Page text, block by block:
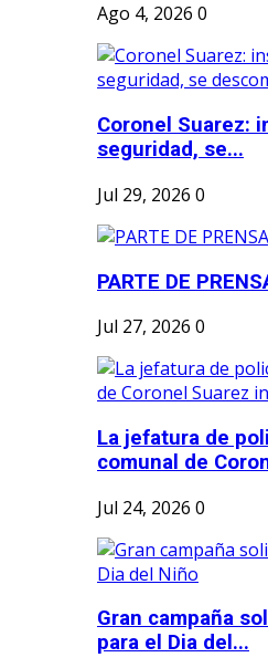
Ago 4, 2026 0
Coronel Suarez:
seguridad, se...
Jul 29, 2026 0
PARTE DE
Jul 27, 2026 0
La jefatura de
comunal de
Jul 24, 2026 0
Gran campaña
para el Dia del...